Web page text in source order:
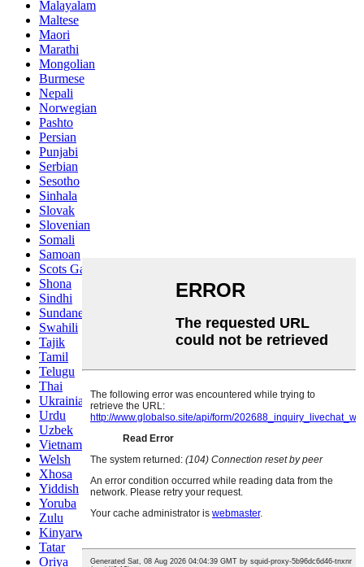
Malayalam
Maltese
Maori
Marathi
Mongolian
Burmese
Nepali
Norwegian
Pashto
Persian
Punjabi
Serbian
Sesotho
Sinhala
Slovak
Slovenian
Somali
Samoan
Scots Gaelic
Shona
Sindhi
Sundanese
Swahili
Tajik
Tamil
Telugu
Thai
Ukrainian
Urdu
Uzbek
Vietnamese
Welsh
Xhosa
Yiddish
Yoruba
Zulu
Kinyarwanda
Tatar
Oriya